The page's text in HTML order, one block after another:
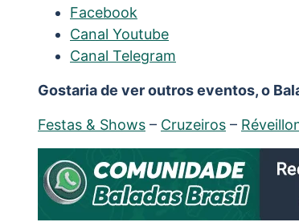
Facebook
Canal Youtube
Canal Telegram
Gostaria de ver outros eventos, o
Festas & Shows – Cruzeiros –